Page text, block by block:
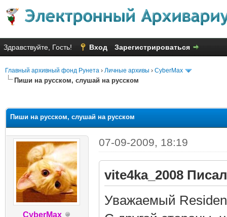
Здравствуйте, Гость! Вход Зарегистрироваться
Главный архивный фонд Рунета › Личные архивы › CyberMax
Пиши на русском, слушай на русском
Пиши на русском, слушай на русском
CyberMax
07-09-2009, 18:19
vite4ka_2008
Уважаемый